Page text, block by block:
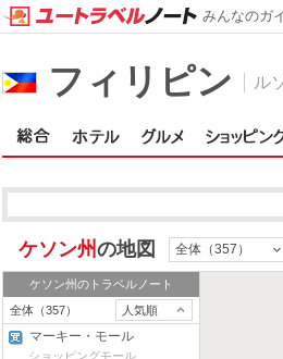
フィリピン ル
ケソン州の地図 全体（357）
ケソン州 のトラベルノート
全体（357）
人気順
マーキー・モール
ショッピングモール
みんなのガ